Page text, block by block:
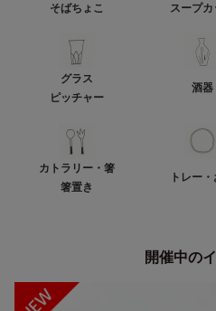
そばちょこ
スープカ
グラス
ピッチャー
酒器
カトラリー・箸
箸置き
トレー
開催中の